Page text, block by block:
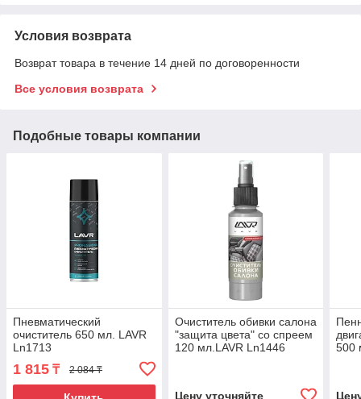
Условия возврата
Возврат товара в течение 14 дней по договоренности
Все условия возврата
Подобные товары компании
Пневматический
очиститель 650 мл. LAVR
Ln1713
1 815 ₸ 2 084 ₸
Очиститель обивки салона
"защита цвета" со спреем
120 мл.LAVR Ln1446
Цену уточняйте
500